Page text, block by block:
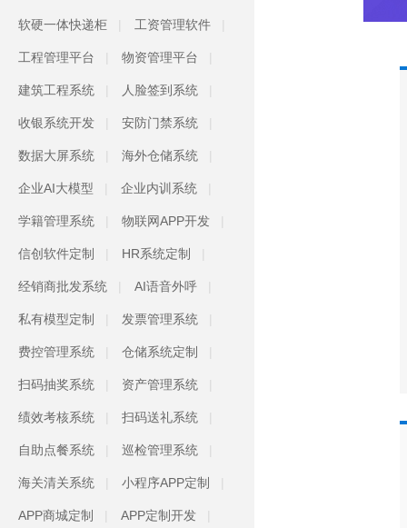
软硬一体快递柜 工资管理软件
工程管理平台 物资管理平台
建筑工程系统 人脸签到系统
收银系统开发 安防门禁系统
数据大屏系统 海外仓储系统
企业AI大模型 企业内训系统
学籍管理系统 物联网APP开发
信创软件定制 HR系统定制
经销商批发系统 AI语音外呼
私有模型定制 发票管理系统
费控管理系统 仓储系统定制
扫码抽奖系统 资产管理系统
绩效考核系统 扫码送礼系统
自助点餐系统 巡检管理系统
海关清关系统 小程序APP定制
APP商城定制 APP定制开发